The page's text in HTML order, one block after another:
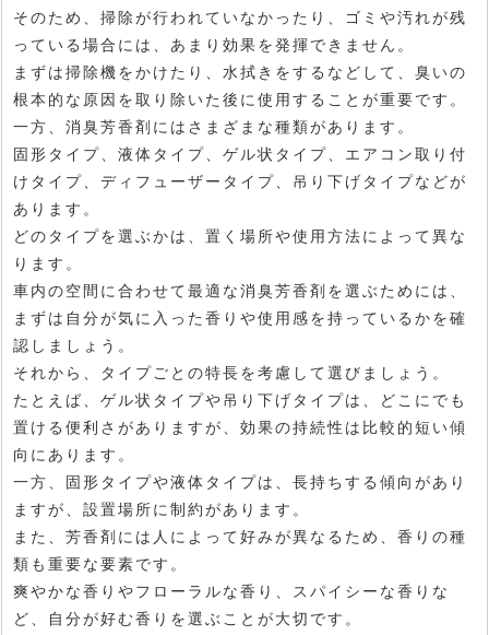
そのため、掃除が行われていなかったり、ゴミや汚れが残
っている場合には、あまり効果を発揮できません。
まずは掃除機をかけたり、水拭きをするなどして、臭いの
根本的な原因を取り除いた後に使用することが重要です。
一方、消臭芳香剤にはさまざまな種類があります。
固形タイプ、液体タイプ、ゲル状タイプ、エアコン取り付
けタイプ、ディフューザータイプ、吊り下げタイプなどが
あります。
どのタイプを選ぶかは、置く場所や使用方法によって異な
ります。
車内の空間に合わせて最適な消臭芳香剤を選ぶためには、
まずは自分が気に入った香りや使用感を持っているかを確
認しましょう。
それから、タイプごとの特長を考慮して選びましょう。
たとえば、ゲル状タイプや吊り下げタイプは、どこにでも
置ける便利さがありますが、効果の持続性は比較的短い傾
向にあります。
一方、固形タイプや液体タイプは、長持ちする傾向があり
ますが、設置場所に制約があります。
また、芳香剤には人によって好みが異なるため、香りの種
類も重要な要素です。
爽やかな香りやフローラルな香り、スパイシーな香りな
ど、自分が好む香りを選ぶことが大切です。